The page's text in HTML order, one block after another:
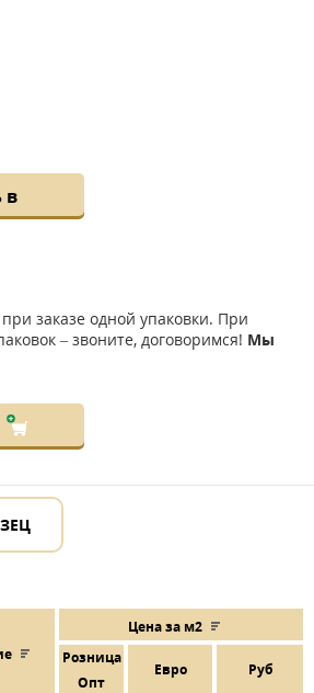
в
заказе одной упаковки. При
– звоните, договоримся! Мы
Цена за м2
Розница
Евро Руб
Опт